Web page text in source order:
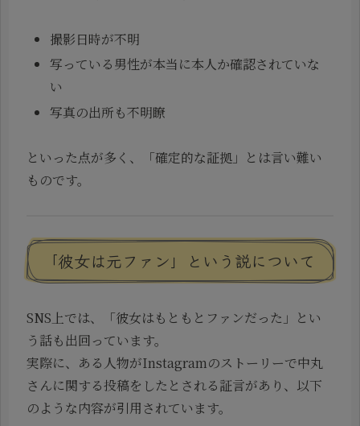
撮影日時が不明
写っている男性が本当に本人か確認されていな
い
写真の出所も不明瞭
といった点が多く、「確定的な証拠」とは言い難い
ものです。
「彼女は元ファン」という説について
SNS上では、「彼女はもともとファンだった」とい
う話も出回っています。
実際に、ある人物がInstagramのストーリーで中丸
さんに関する投稿をしたとされる証言があり、以下
のような内容が引用されています。